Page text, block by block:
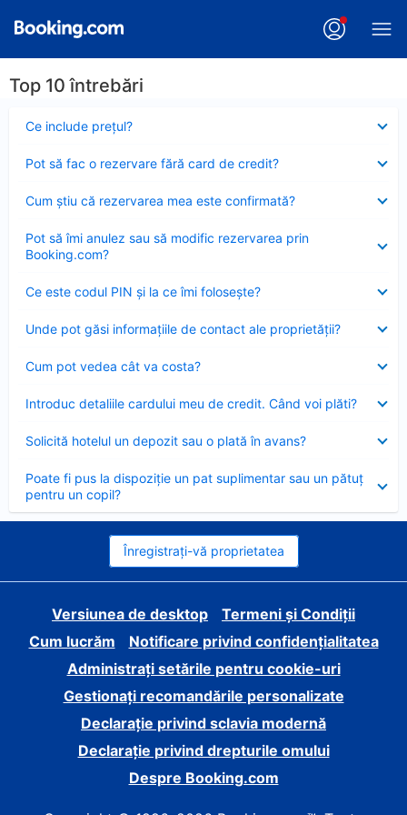
Top 10 întrebări
Ce include preţul?
închis
Pot să fac o rezervare fără card de credit?
închis
Cum ştiu că rezervarea mea este confirmată?
închis
Pot să îmi anulez sau să modific rezervarea prin
Booking.com?
închis
Ce este codul PIN şi la ce îmi foloseşte?
închis
Unde pot găsi informațiile de contact ale proprietății?
închis
Cum pot vedea cât va costa?
închis
Introduc detaliile cardului meu de credit. Când voi plăti?
închis
Solicită hotelul un depozit sau o plată în avans?
închis
Poate fi pus la dispoziție un pat suplimentar sau un pătuț
pentru un copil?
închis
Înregistrați-vă proprietatea
Versiunea de desktop
Termeni și Condiții
Cum lucrăm
Notificare privind confidențialitatea
Administrați setările pentru cookie-uri
Gestionați recomandările personalizate
Declarație privind sclavia modernă
Declarație privind drepturile omului
Despre Booking.com